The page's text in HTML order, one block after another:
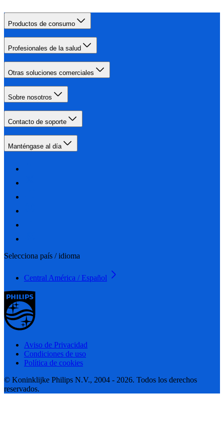
Productos de consumo
Profesionales de la salud
Otras soluciones comerciales
Sobre nosotros
Contacto de soporte
Manténgase al día
Selecciona país / idioma
Central América / Español
Aviso de Privacidad
Condiciones de uso
Política de cookies
© Koninklijke Philips N.V., 2004 - 2026. Todos los derechos
reservados.